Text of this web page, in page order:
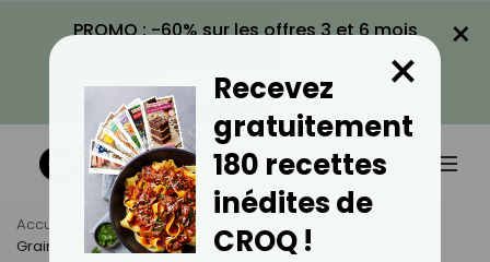
PROMO : -60% sur les offres 3 et 6 mois
VOIR LA PROMO
×
Accueil Actus
Santé
Grains De Fordyce : Faut-Il Un Traitement ?
Recevez
gratuitement
180 recettes
inédites de
CROQ !
×